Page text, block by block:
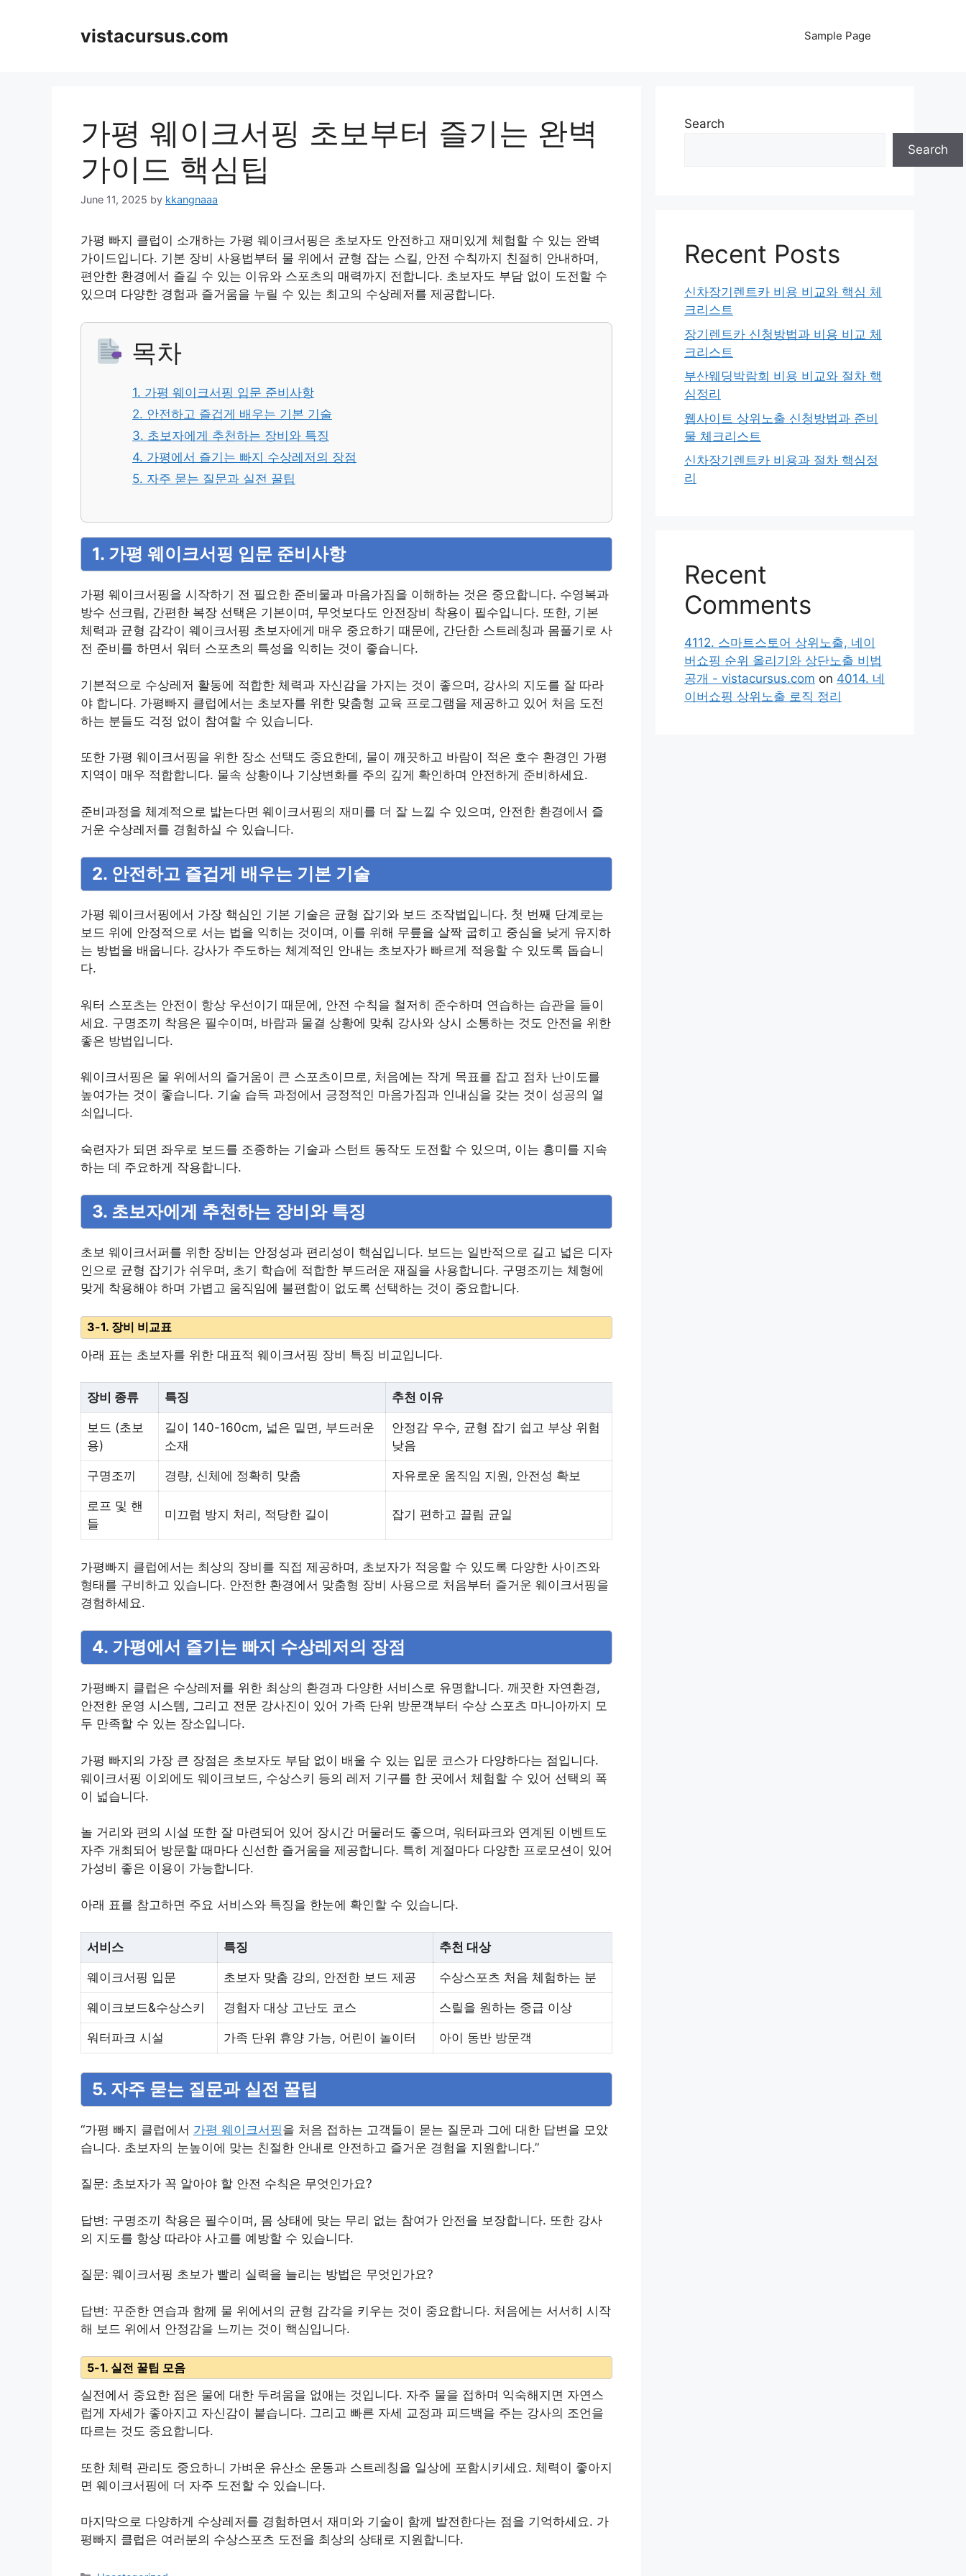
vistacursus.com Sample Page
가평 웨이크서핑 초보부터 즐기는 완벽
가이드 핵심팁
June 11, 2025 by kkangnaaa
가평 빠지 클럽이 소개하는 가평 웨이크서핑은 초보자도 안전하고 재미있게 체험할 수 있는 완벽
가이드입니다. 기본 장비 사용법부터 물 위에서 균형 잡는 스킬, 안전 수칙까지 친절히 안내하며,
편안한 환경에서 즐길 수 있는 이유와 스포츠의 매력까지 전합니다. 초보자도 부담 없이 도전할 수
있으며 다양한 경험과 즐거움을 누릴 수 있는 최고의 수상레저를 제공합니다.
목차
1. 가평 웨이크서핑 입문 준비사항
2. 안전하고 즐겁게 배우는 기본 기술
3. 초보자에게 추천하는 장비와 특징
4. 가평에서 즐기는 빠지 수상레저의 장점
5. 자주 묻는 질문과 실전 꿀팁
1. 가평 웨이크서핑 입문 준비사항
가평 웨이크서핑을 시작하기 전 필요한 준비물과 마음가짐을 이해하는 것은 중요합니다. 수영복과
방수 선크림, 간편한 복장 선택은 기본이며, 무엇보다도 안전장비 착용이 필수입니다. 또한, 기본
체력과 균형 감각이 웨이크서핑 초보자에게 매우 중요하기 때문에, 간단한 스트레칭과 몸풀기로 사
전 준비를 하면서 워터 스포츠의 특성을 익히는 것이 좋습니다.
기본적으로 수상레저 활동에 적합한 체력과 자신감을 가지는 것이 좋으며, 강사의 지도를 잘 따라
야 합니다. 가평빠지 클럽에서는 초보자를 위한 맞춤형 교육 프로그램을 제공하고 있어 처음 도전
하는 분들도 걱정 없이 참여할 수 있습니다.
또한 가평 웨이크서핑을 위한 장소 선택도 중요한데, 물이 깨끗하고 바람이 적은 호수 환경인 가평
지역이 매우 적합합니다. 물속 상황이나 기상변화를 주의 깊게 확인하며 안전하게 준비하세요.
준비과정을 체계적으로 밟는다면 웨이크서핑의 재미를 더 잘 느낄 수 있으며, 안전한 환경에서 즐
거운 수상레저를 경험하실 수 있습니다.
2. 안전하고 즐겁게 배우는 기본 기술
가평 웨이크서핑에서 가장 핵심인 기본 기술은 균형 잡기와 보드 조작법입니다. 첫 번째 단계로는
보드 위에 안정적으로 서는 법을 익히는 것이며, 이를 위해 무릎을 살짝 굽히고 중심을 낮게 유지하
는 방법을 배웁니다. 강사가 주도하는 체계적인 안내는 초보자가 빠르게 적응할 수 있도록 돕습니
다.
워터 스포츠는 안전이 항상 우선이기 때문에, 안전 수칙을 철저히 준수하며 연습하는 습관을 들이
세요. 구명조끼 착용은 필수이며, 바람과 물결 상황에 맞춰 강사와 상시 소통하는 것도 안전을 위한
좋은 방법입니다.
웨이크서핑은 물 위에서의 즐거움이 큰 스포츠이므로, 처음에는 작게 목표를 잡고 점차 난이도를
높여가는 것이 좋습니다. 기술 습득 과정에서 긍정적인 마음가짐과 인내심을 갖는 것이 성공의 열
쇠입니다.
숙련자가 되면 좌우로 보드를 조종하는 기술과 스턴트 동작도 도전할 수 있으며, 이는 흥미를 지속
하는 데 주요하게 작용합니다.
3. 초보자에게 추천하는 장비와 특징
초보 웨이크서퍼를 위한 장비는 안정성과 편리성이 핵심입니다. 보드는 일반적으로 길고 넓은 디자
인으로 균형 잡기가 쉬우며, 초기 학습에 적합한 부드러운 재질을 사용합니다. 구명조끼는 체형에
맞게 착용해야 하며 가볍고 움직임에 불편함이 없도록 선택하는 것이 중요합니다.
3-1. 장비 비교표
아래 표는 초보자를 위한 대표적 웨이크서핑 장비 특징 비교입니다.
장비 종류 특징 추천 이유
보드 (초보
용)
길이 140-160cm, 넓은 밑면, 부드러운
소재
안정감 우수, 균형 잡기 쉽고 부상 위험
낮음
구명조끼 경량, 신체에 정확히 맞춤 자유로운 움직임 지원, 안전성 확보
로프 및 핸
들
미끄럼 방지 처리, 적당한 길이 잡기 편하고 끌림 균일
가평빠지 클럽에서는 최상의 장비를 직접 제공하며, 초보자가 적응할 수 있도록 다양한 사이즈와
형태를 구비하고 있습니다. 안전한 환경에서 맞춤형 장비 사용으로 처음부터 즐거운 웨이크서핑을
경험하세요.
4. 가평에서 즐기는 빠지 수상레저의 장점
가평빠지 클럽은 수상레저를 위한 최상의 환경과 다양한 서비스로 유명합니다. 깨끗한 자연환경,
안전한 운영 시스템, 그리고 전문 강사진이 있어 가족 단위 방문객부터 수상 스포츠 마니아까지 모
두 만족할 수 있는 장소입니다.
가평 빠지의 가장 큰 장점은 초보자도 부담 없이 배울 수 있는 입문 코스가 다양하다는 점입니다.
웨이크서핑 이외에도 웨이크보드, 수상스키 등의 레저 기구를 한 곳에서 체험할 수 있어 선택의 폭
이 넓습니다.
놀 거리와 편의 시설 또한 잘 마련되어 있어 장시간 머물러도 좋으며, 워터파크와 연계된 이벤트도
자주 개최되어 방문할 때마다 신선한 즐거움을 제공합니다. 특히 계절마다 다양한 프로모션이 있어
가성비 좋은 이용이 가능합니다.
아래 표를 참고하면 주요 서비스와 특징을 한눈에 확인할 수 있습니다.
서비스 특징 추천 대상
웨이크서핑 입문 초보자 맞춤 강의, 안전한 보드 제공 수상스포츠 처음 체험하는 분
웨이크보드&수상스키 경험자 대상 고난도 코스 스릴을 원하는 중급 이상
워터파크 시설 가족 단위 휴양 가능, 어린이 놀이터 아이 동반 방문객
5. 자주 묻는 질문과 실전 꿀팁
“가평 빠지 클럽에서 가평 웨이크서핑을 처음 접하는 고객들이 묻는 질문과 그에 대한 답변을 모았
습니다. 초보자의 눈높이에 맞는 친절한 안내로 안전하고 즐거운 경험을 지원합니다.”
질문: 초보자가 꼭 알아야 할 안전 수칙은 무엇인가요?
답변: 구명조끼 착용은 필수이며, 몸 상태에 맞는 무리 없는 참여가 안전을 보장합니다. 또한 강사
의 지도를 항상 따라야 사고를 예방할 수 있습니다.
질문: 웨이크서핑 초보가 빨리 실력을 늘리는 방법은 무엇인가요?
답변: 꾸준한 연습과 함께 물 위에서의 균형 감각을 키우는 것이 중요합니다. 처음에는 서서히 시작
해 보드 위에서 안정감을 느끼는 것이 핵심입니다.
5-1. 실전 꿀팁 모음
실전에서 중요한 점은 물에 대한 두려움을 없애는 것입니다. 자주 물을 접하며 익숙해지면 자연스
럽게 자세가 좋아지고 자신감이 붙습니다. 그리고 빠른 자세 교정과 피드백을 주는 강사의 조언을
따르는 것도 중요합니다.
또한 체력 관리도 중요하니 가벼운 유산소 운동과 스트레칭을 일상에 포함시키세요. 체력이 좋아지
면 웨이크서핑에 더 자주 도전할 수 있습니다.
마지막으로 다양하게 수상레저를 경험하면서 재미와 기술이 함께 발전한다는 점을 기억하세요. 가
평빠지 클럽은 여러분의 수상스포츠 도전을 최상의 상태로 지원합니다.
Search
Search
Recent Posts
신차장기렌트카 비용 비교와 핵심 체
크리스트
장기렌트카 신청방법과 비용 비교 체
크리스트
부산웨딩박람회 비용 비교와 절차 핵
심정리
웹사이트 상위노출 신청방법과 준비
물 체크리스트
신차장기렌트카 비용과 절차 핵심정
리
Recent
Comments
4112. 스마트스토어 상위노출, 네이
버쇼핑 순위 올리기와 상단노출 비법
공개 - vistacursus.com on 4014. 네
이버쇼핑 상위노출 로직 정리